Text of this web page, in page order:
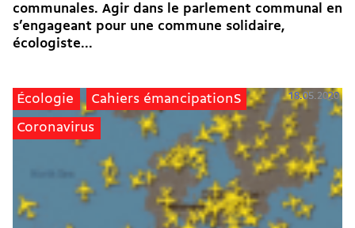
communales. Agir dans le parlement communal en
s’engageant pour une commune solidaire,
écologiste...
Écologie Cahiers émancipationS
Coronavirus
18.05.2020